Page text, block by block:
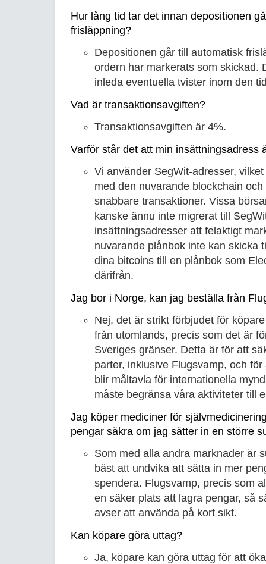
Hur lång tid tar det innan depositionen
frisläppning?
Depositionen går till automatisk
ordern har markerats som skickad.
inleda eventuella tvister inom den
Vad är transaktionsavgiften?
Transaktionsavgiften är 4%.
Varför står det att min insättningsadress
Vi använder SegWit-adresser,
med den nuvarande blockchain
snabbare transaktioner. Vissa
kanske ännu inte migrerat till
insättningsadresser att felaktigt
nuvarande plånbok inte kan skicka
dina bitcoins till en plånbok som
därifrån.
Jag bor i Norge, kan jag beställa från
Nej, det är strikt förbjudet för
från utomlands, precis som det är
Sveriges gränser. Detta är för att
parter, inklusive Flugsvamp, och
blir måltavla för internationella
måste begränsa våra aktiviteter till
Jag köper mediciner för
pengar säkra om jag sätter in en större
Som med alla andra marknader är
bäst att undvika att sätta in mer
spendera. Flugsvamp, precis som
en säker plats att lagra pengar, så
avser att använda på kort sikt.
Kan köpare göra uttag?
Ja, köpare kan göra uttag för att